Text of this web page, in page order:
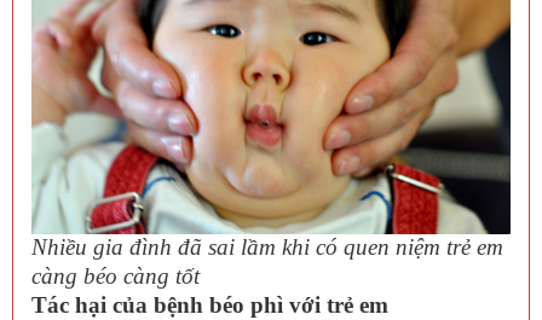
Nhiều gia đình đã sai lầm khi có quen niệm trẻ em
càng béo càng tốt
Tác hại của bệnh béo phì với trẻ em